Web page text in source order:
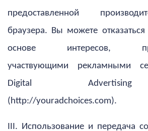
предоставленной
браузера. Вы можете отказаться
основе интересов,
участвующими рекламными
Digital
(http://youradchoices.com).
III. Использование и передача